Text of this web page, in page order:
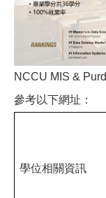
NCCU MIS &
參考以下網址：
學位相關資訊